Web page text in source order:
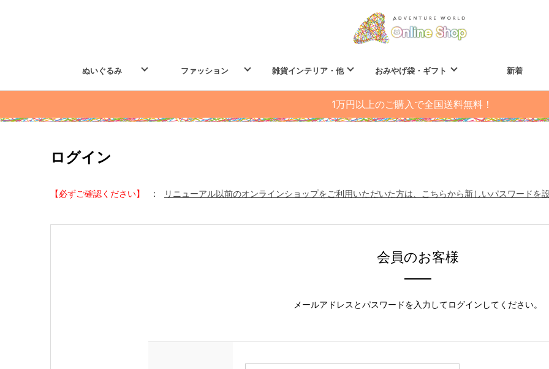
ぬいぐるみ ファッション 雑貨インテリア・他 おみやげ袋・ギフト 新着
1万円以上のご購入で全国送料無料！
ログイン
【必ずご確認ください】 : リニューアル以前のオンラインショップをご利用いただいた方は、こちらから新しいパスワードを
会員のお客様
メールアドレスとパスワードを入力してログインしてください。